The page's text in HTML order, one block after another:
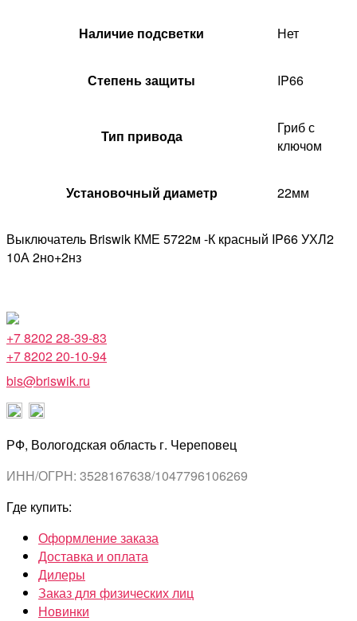
Наличие подсветки Нет
Степень защиты IP66
Тип привода
Гриб с
ключом
Установочный диаметр 22мм
Выключатель Briswik КМЕ 5722м -К красный IP66 УХЛ2
10А 2но+2нз
+7 8202 28-39-83
+7 8202 20-10-94
bis@briswik.ru
РФ, Вологодская область г. Череповец
ИНН/ОГРН: 3528167638/1047796106269
Где купить:
Оформление заказа
Доставка и оплата
Дилеры
Заказ для физических лиц
Новинки